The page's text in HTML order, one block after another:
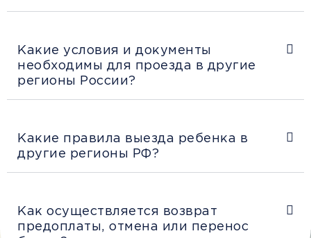
Какие условия и документы
необходимы для проезда в другие
регионы России?
Какие правила выезда ребенка в
другие регионы РФ?
Как осуществляется возврат
предоплаты, отмена или перенос